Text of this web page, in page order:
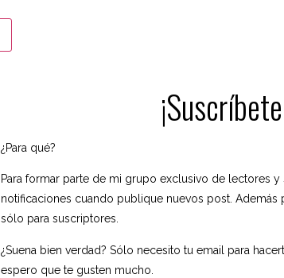
¿Para qué?
Para formar parte de mi grupo exclusivo de lectores
notificaciones cuando publique nuevos post.
sólo para suscriptores.
¿Suena bien verdad? Sólo necesito tu email para
espero que te gusten mucho.